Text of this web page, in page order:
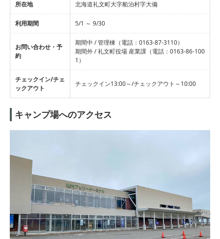
所在地 北海道礼文町大字船泊村字大備
利用期間 5/1 ～ 9/30
お問い合わせ・予
約
期間中 / 管理棟（電話：0163-87-3110）
期間外 / 礼文町役場 産業課（電話：0163-86-100
1）
チェックイン/チェ
ックアウト
チェックイン13:00～/チェックアウト～10:00
キャンプ場へのアクセス